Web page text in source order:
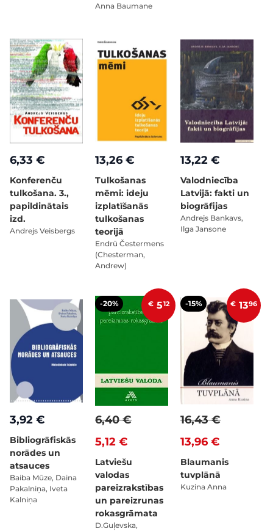
Anna Baumane
6,33 €
Konferenču
tulkošana. 3.,
papildinātais
izd.
Andrejs Veisbergs
13,26 €
Tulkošanas
mēmi: ideju
izplatīšanās
tulkošanas
teorijā
Endrū Čestermens
(Chesterman,
Andrew)
13,22 €
Valodniecība
Latvijā: fakti un
biogrāfijas
Andrejs Bankavs,
Ilga Jansone
3,92 €
Bibliogrāfiskās
norādes un
atsauces
Baiba Mūze, Daina
Pakalniņa, Iveta
Kalniņa
-20% € 512
5,12 €
6,40 €
Latviešu
valodas
pareizrakstības
un pareizrunas
rokasgrāmata
D.Guļevska,
-15% € 1396
13,96 €
16,43 €
Blaumanis
tuvplānā
Kuzina Anna